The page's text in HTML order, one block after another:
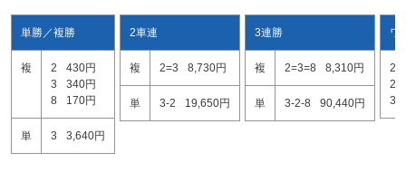
単勝／複勝
複 2
430円
3
340円
8
170円
単 3 3,640円
2車連
複 2=3 8,730円
単 3-2 19,650円
3連勝
複 2=3=8 8,310円
単 3-2-8 90,440円
ワ